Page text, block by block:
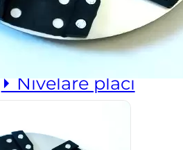
Accesorii gresie si faianta
⏵ Nivelare placi
⏵ Ventuze